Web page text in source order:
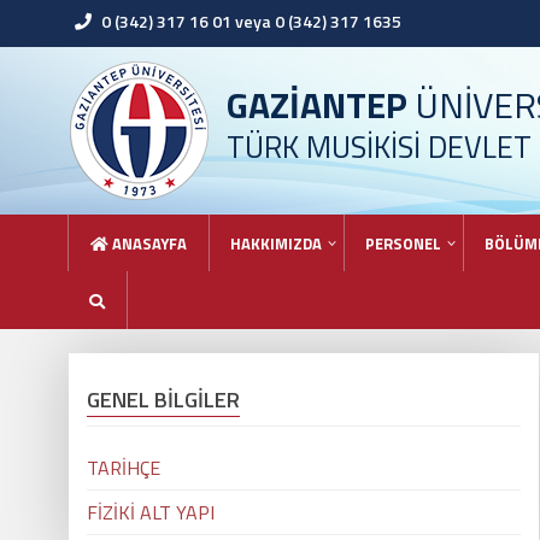
0 (342) 317 16 01 veya 0 (342) 317 1635
GAZİANTEP
TÜRK MUSİKİSİ
ANASAYFA HAKKIMIZDA PERSONEL
GENEL BİLGİLER
TARİHÇE
FİZİKİ ALT YAPI